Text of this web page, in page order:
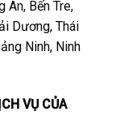
An, Bến Tre,
Dương, Thái
Ninh, Ninh
VỤ CỦA